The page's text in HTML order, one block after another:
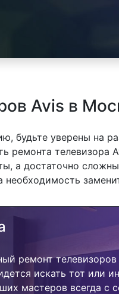
Avis в
будьте уверены на
ремонта телевизора
а достаточно
необходимость
ремонт телевизоров
искать тот или
мастеров всегда с